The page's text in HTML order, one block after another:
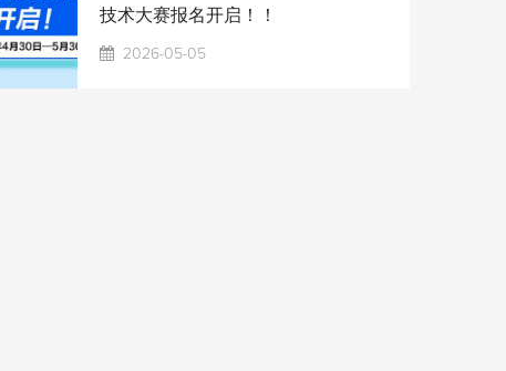
技术大赛报名开启！！
2026-05-05